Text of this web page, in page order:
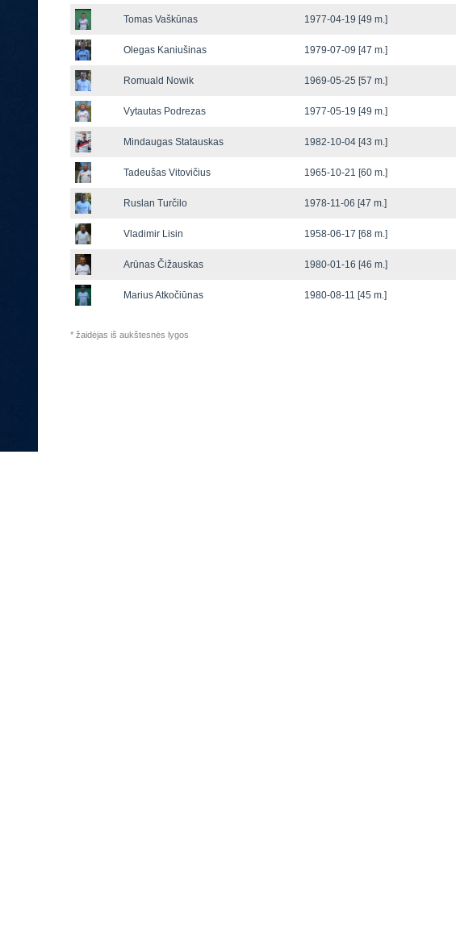
Tomas Vaškūnas 1977-04-19 [49 m.]
Olegas Kaniušinas 1979-07-09 [47 m.]
Romuald Nowik 1969-05-25 [57 m.]
Vytautas Podrezas 1977-05-19 [49 m.]
Mindaugas Statauskas 1982-10-04 [43 m.]
Tadeušas Vitovičius 1965-10-21 [60 m.]
Ruslan Turčilo 1978-11-06 [47 m.]
Vladimir Lisin 1958-06-17 [68 m.]
Arūnas Čižauskas 1980-01-16 [46 m.]
Marius Atkočiūnas 1980-08-11 [45 m.]
* žaidėjas iš aukštesnės lygos